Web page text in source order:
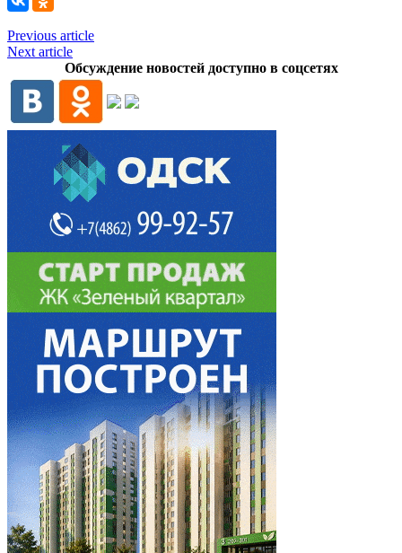
Previous article
Next article
Обсуждение новостей доступно в соцсетях